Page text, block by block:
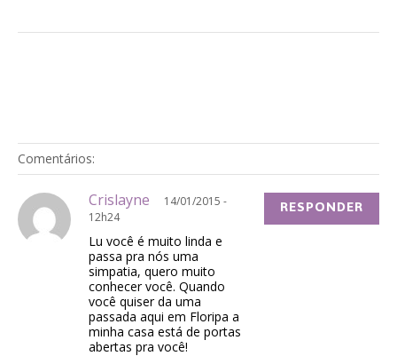
Comentários:
Crislayne
14/01/2015 -
12h24
Lu você é muito linda e
passa pra nós uma
simpatia, quero muito
conhecer você. Quando
você quiser da uma
passada aqui em Floripa a
minha casa está de portas
abertas pra você!
RESPONDER